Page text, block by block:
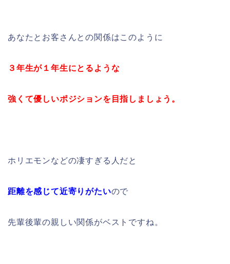
あなたとお客さんとの関係はこのように
３年生が１年生にとるような
強くて優しいポジションを目指しましょう。
ホリエモンなどの凄すぎる人だと
距離を感じて近寄りがたいので
先輩後輩の親しい関係がベストですね。